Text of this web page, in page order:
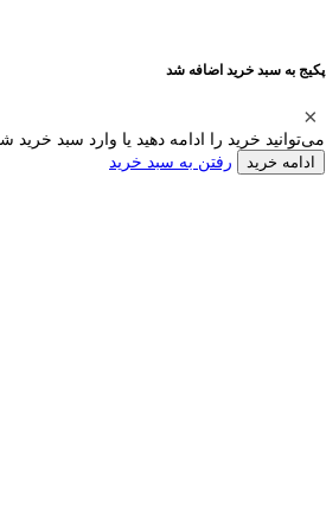
پکیج به سبد خرید اضافه شد
می‌توانید خرید را ادامه دهید یا وارد سبد خرید
ادامه خرید رفتن به سبد خرید